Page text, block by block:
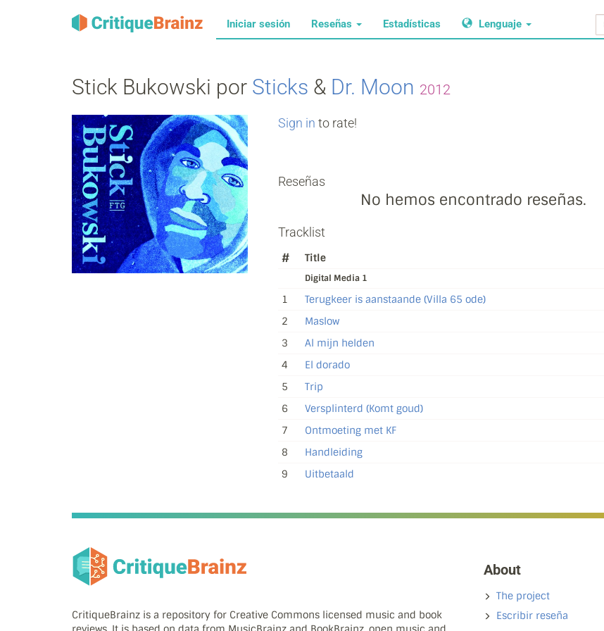
Iniciar sesión Reseñas Estadísticas Lenguaje
Stick Bukowski por Sticks & Dr. Moon 2012
Sign in to rate!
Reseñas
No hemos encontrado reseñas.
Tracklist
# Title
Digital Media 1
1 Terugkeer is aanstaande (Villa 65 ode)
2
Maslow
3
Al mijn helden
4
El dorado
5
Trip
6
Versplinterd (Komt goud)
7
Ontmoeting met KF
8
Handleiding
9
Uitbetaald
CritiqueBrainz is a repository for Creative Commons licensed music and book
About
The project
Escribir reseña